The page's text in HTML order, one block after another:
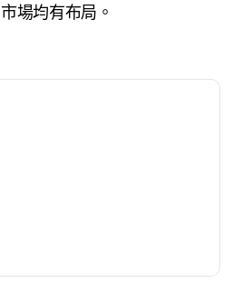
場均有布局。